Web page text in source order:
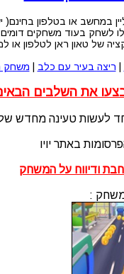
במחשב או בטלפון
בעוד משחקים דומים
של טאון ראן לטלפון
ריצה בעיר עם כלב משחק
את השלבים
ודיווח על המשחק
: